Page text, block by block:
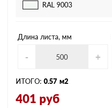
RAL 9003
Длина листа, мм
- +
ИТОГО: 0.57 м2
401 руб